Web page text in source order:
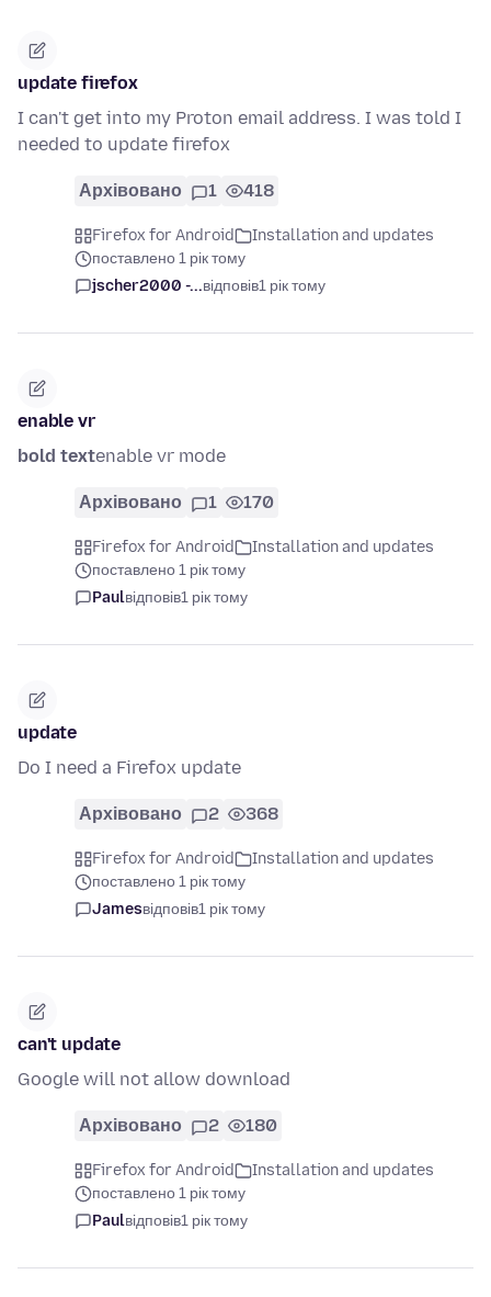
update firefox
I can't get into my Proton email address. I was told I
needed to update firefox
Архівовано 1 418
Firefox for Android
Installation and updates
поставлено 1 рік тому
jscher2000 -...відповів1 рік тому
enable vr
bold textenable vr mode
Архівовано 1 170
Firefox for Android
Installation and updates
поставлено 1 рік тому
Paulвідповів1 рік тому
update
Do I need a Firefox update
Архівовано 2 368
Firefox for Android
Installation and updates
поставлено 1 рік тому
Jamesвідповів1 рік тому
can't update
Google will not allow download
Архівовано 2 180
Firefox for Android
Installation and updates
поставлено 1 рік тому
Paulвідповів1 рік тому